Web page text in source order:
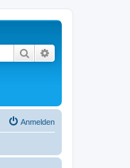
Suche
Anmelden